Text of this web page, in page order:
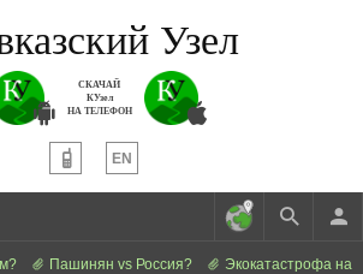
Узел
СКАЧАЙ
КУзел
НА ТЕЛЕФОН
EN
Пашинян vs Россия? Экокатастрофа на